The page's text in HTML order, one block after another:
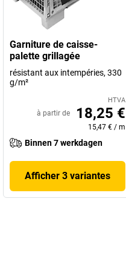
Garniture de caisse-
palette grillagée
résistant aux intempéries, 330
g/m²
HTVA
à partir de 18,25 €
15,47 € / m
Binnen 7 werkdagen
Afficher 3 variantes